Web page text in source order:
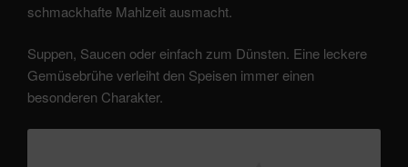
schmackhafte Mahlzeit ausmacht.
Suppen, Saucen oder einfach zum Dünsten. Eine leckere
Gemüsebrühe verleiht den Speisen immer einen
besonderen Charakter.